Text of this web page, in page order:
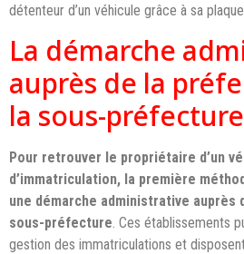
détenteur d’un véhicule grâce à sa
La démarche
auprès de la
la sous-préfecture
Pour retrouver le propriétaire d’un
d’immatriculation, la première
une démarche administrative auprès
sous-préfecture. Ces établissements
gestion des immatriculations et